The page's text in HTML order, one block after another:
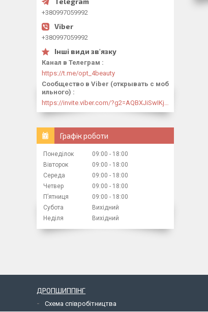
+380997059992
+380997059992
Канал в Телеграм
https://t.me/opt_4beauty
Сообщество в Viber (открывать с моб
ильного)
Графік роботи
Понеділок 09:00
18:00
Вівторок
09:00
18:00
Середа
09:00
18:00
Четвер
09:00
18:00
Пʼятниця
09:00
18:00
Субота
Вихідний
Неділя
Вихідний
ДРОПШИППІНГ
Схема співробітництва